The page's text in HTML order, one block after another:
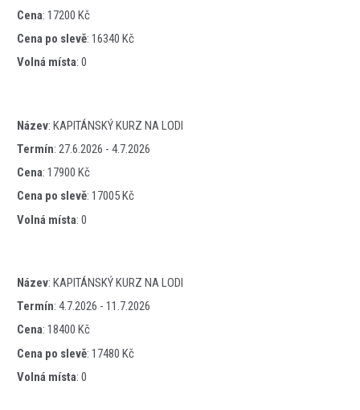
Cena: 17200 Kč
Cena po slevě: 16340 Kč
Volná místa: 0
Název: KAPITÁNSKÝ KURZ NA LODI
Termín: 27.6.2026 - 4.7.2026
Cena: 17900 Kč
Cena po slevě: 17005 Kč
Volná místa: 0
Název: KAPITÁNSKÝ KURZ NA LODI
Termín: 4.7.2026 - 11.7.2026
Cena: 18400 Kč
Cena po slevě: 17480 Kč
Volná místa: 0